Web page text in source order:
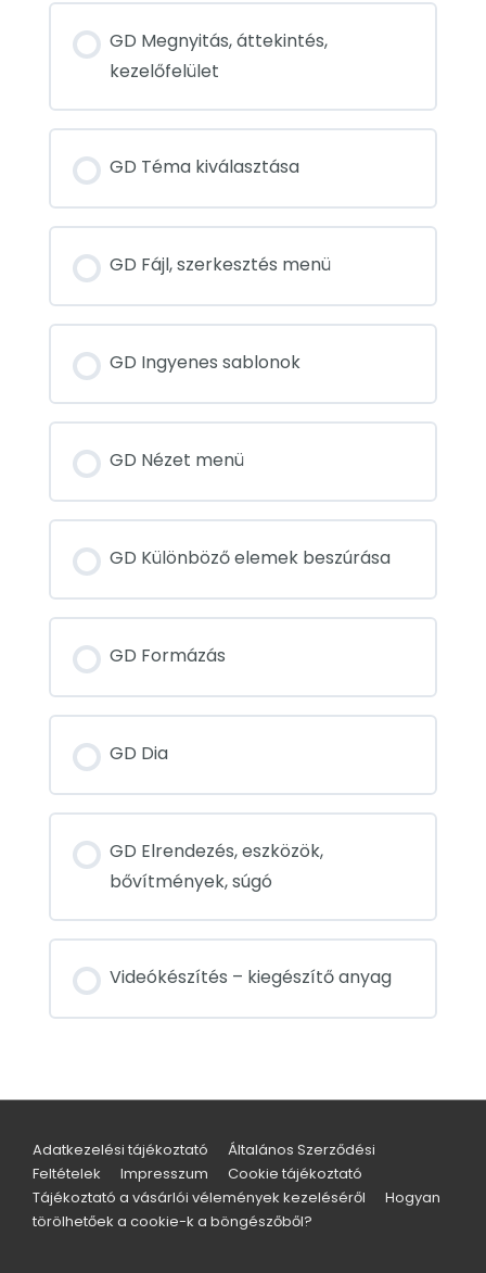
GD Megnyitás, áttekintés,
kezelőfelület
GD Téma kiválasztása
GD Fájl, szerkesztés menü
GD Ingyenes sablonok
GD Nézet menü
GD Különböző elemek beszúrása
GD Formázás
GD Dia
GD Elrendezés, eszközök,
bővítmények, súgó
Videókészítés – kiegészítő anyag
Adatkezelési tájékoztató
Általános Szerződési
Feltételek
Impresszum
Cookie tájékoztató
Tájékoztató a vásárlói vélemények kezeléséről
Hogyan
törölhetőek a cookie-k a böngészőből?